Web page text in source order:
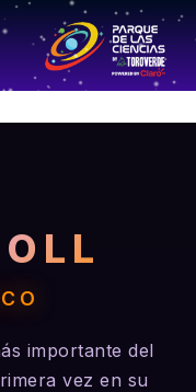
importante del
vez en su